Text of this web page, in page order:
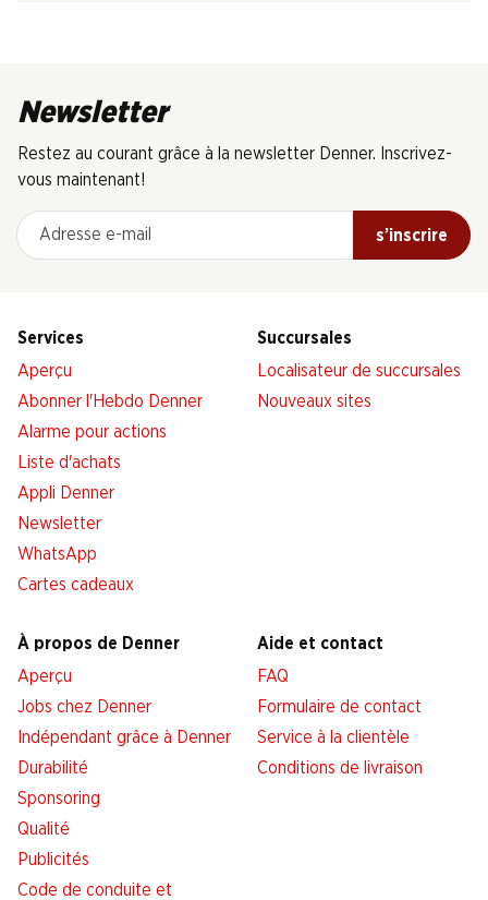
Newsletter
Restez au courant grâce à la newsletter Denner. Inscrivez-
vous maintenant!
Adresse e-mail
s’inscrire
Services
Aperçu
Abonner l'Hebdo Denner
Alarme pour actions
Liste d'achats
Appli Denner
Newsletter
WhatsApp
Cartes cadeaux
Succursales
Localisateur de succursales
Nouveaux sites
À propos de Denner
Aperçu
Jobs chez Denner
Indépendant grâce à Denner
Durabilité
Sponsoring
Qualité
Publicités
Code de conduite et
Aide et contact
FAQ
Formulaire de contact
Service à la clientèle
Conditions de livraison